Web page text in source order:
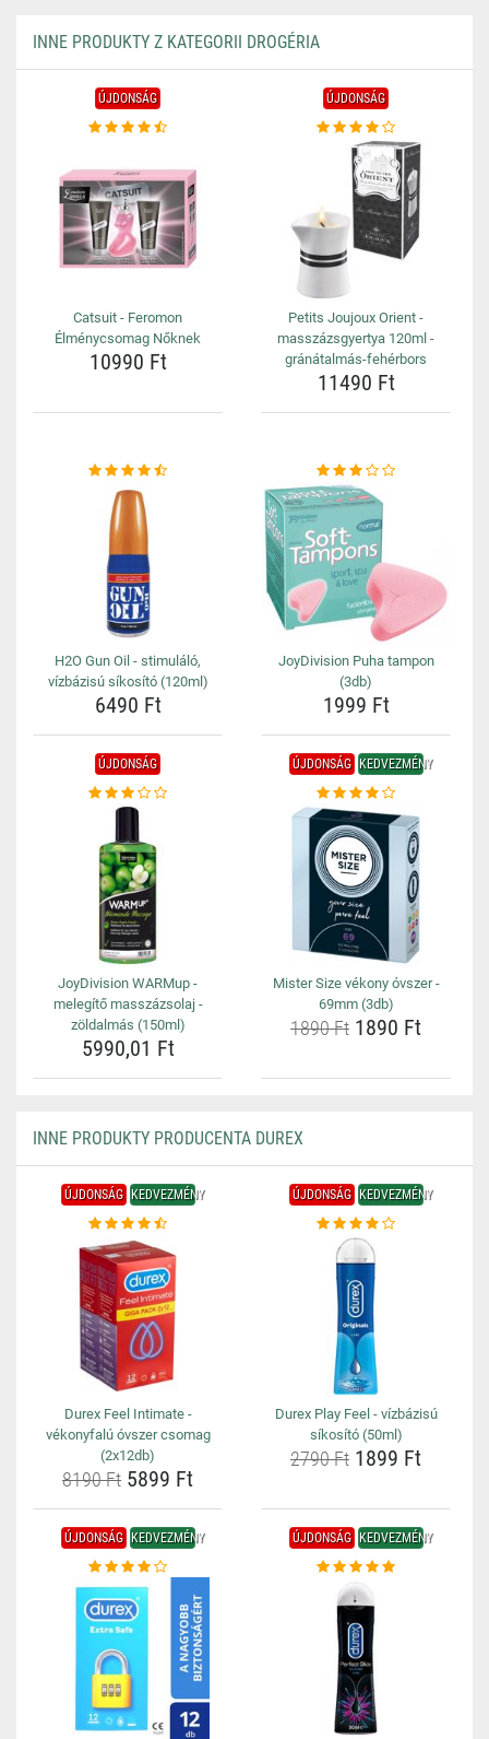
INNE PRODUKTY Z KATEGORII DROGÉRIA
ÚJDONSÁG
Catsuit - Feromon
Élménycsomag Nőknek
10990 Ft
ÚJDONSÁG
Petits Joujoux Orient -
masszázsgyertya 120ml -
gránátalmás-fehérbors
11490 Ft
H2O Gun Oil - stimuláló,
vízbázisú síkosító (120ml)
6490 Ft
JoyDivision Puha tampon
(3db)
1999 Ft
ÚJDONSÁG
JoyDivision WARMup -
melegítő masszázsolaj -
zöldalmás (150ml)
5990,01 Ft
ÚJDONSÁG KEDVEZMÉNY
Mister Size vékony óvszer -
69mm (3db)
1890 Ft 1890 Ft
INNE PRODUKTY PRODUCENTA DUREX
ÚJDONSÁG KEDVEZMÉNY
Durex Feel Intimate -
vékonyfalú óvszer csomag
(2x12db)
8190 Ft 5899 Ft
ÚJDONSÁG KEDVEZMÉNY
Durex Play Feel - vízbázisú
síkosító (50ml)
2790 Ft 1899 Ft
ÚJDONSÁG KEDVEZMÉNY ÚJDONSÁG KEDVEZMÉNY